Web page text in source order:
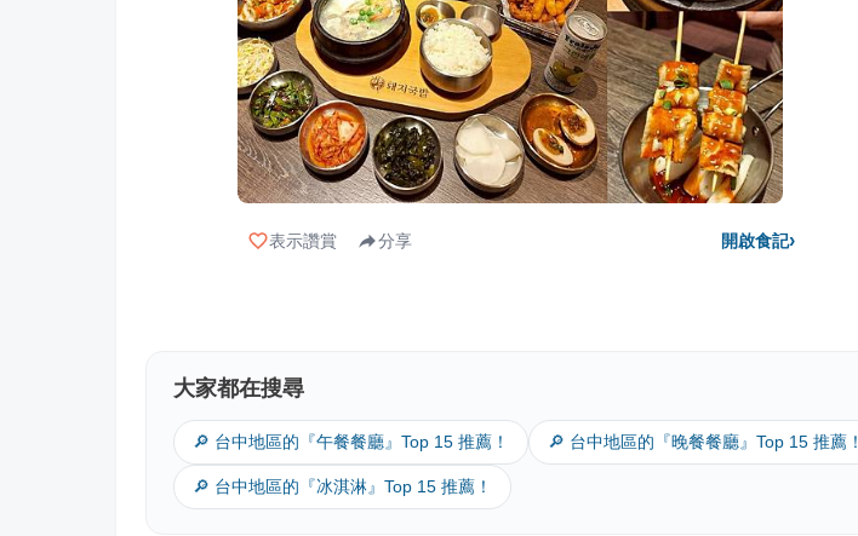
表示讚賞 分享 開啟食記›
大家都在搜尋
🔎 台中地區的『午餐餐廳』Top 15 推薦！ 🔎 台中地區的『晚餐餐廳』Top 15 推薦！
🔎 台中地區的『冰淇淋』Top 15 推薦！